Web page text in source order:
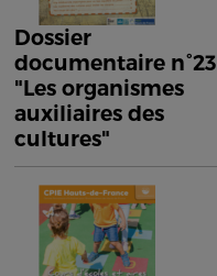
Dossier
documentaire n°23
"Les organismes
auxiliaires des
cultures"